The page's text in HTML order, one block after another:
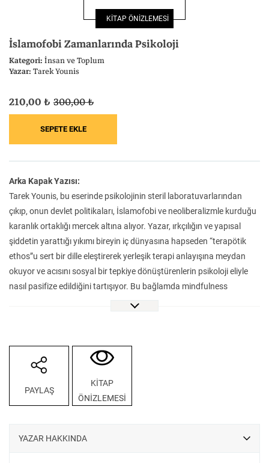
KİTAP ÖNİZLEMESİ
İslamofobi Zamanlarında Psikoloji
Kategori:İnsan ve Toplum
Yazar:Tarek Younis
Arka Kapak Yazısı:
Tarek Younis, bu eserinde psikolojinin steril laboratuvarlarından
çıkıp, onun devlet politikaları, İslamofobi ve neoliberalizmle kurduğu
karanlık ortaklığı mercek altına alıyor. Yazar, ırkçılığın ve yapısal
şiddetin yarattığı yıkımı bireyin iç dünyasına hapseden “terapötik
ethos”u sert bir dille eleştirerek yerleşik terapi anlayışına meydan
okuyor ve acısını sosyal bir tepkiye dönüştürenlerin psikoloji eliyle
nasıl pasifize edildiğini tartışıyor. Bu bağlamda mindfulness
pratiklerinden kimi İslami psikoloji akımlarına kadar pek çok
Psikolojinin politik işlevini anlamak isteyenler için ufuk açıcı bir eser.
210,00 ₺ 300,00 ₺
PAYLAŞ
KİTAP
ÖNİZLEMESİ
YAZAR HAKKINDA